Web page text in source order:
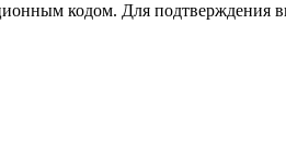
кодом. Для подтверждения